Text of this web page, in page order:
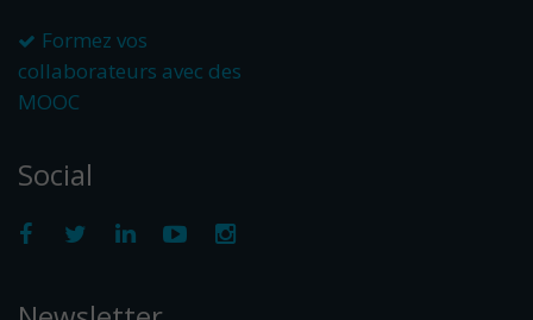
Formez vos
collaborateurs avec des
MOOC
Social